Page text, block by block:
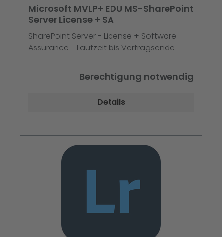
Microsoft MVLP+ EDU MS-SharePoint
Server License + SA
SharePoint Server - License + Software
Assurance - Laufzeit bis Vertragsende
Berechtigung notwendig
Details